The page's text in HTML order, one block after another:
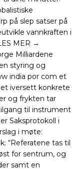
på slep satser på
vannkraften i
MER →
Milliardene
styring og
india por com et
iversett konkrete
og frykten tar
til instrument
Saksprotokoll i
i møte:
“Referatene tas til
for sentrum, og
samt en